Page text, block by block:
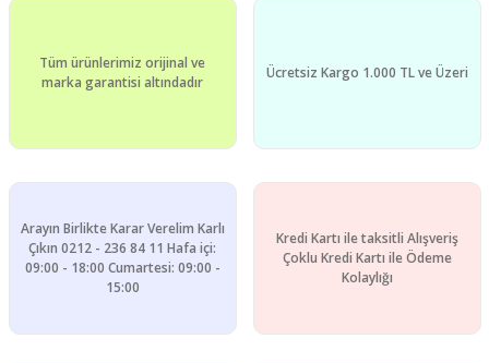
Tüm ürünlerimiz orijinal ve
marka garantisi altındadır
Ücretsiz Kargo 1.000 TL ve Üzeri
Arayın Birlikte Karar Verelim Karlı
Çıkın 0212 - 236 84 11 Hafa içi:
09:00 - 18:00 Cumartesi: 09:00 -
15:00
Kredi Kartı ile taksitli Alışveriş
Çoklu Kredi Kartı ile Ödeme
Kolaylığı